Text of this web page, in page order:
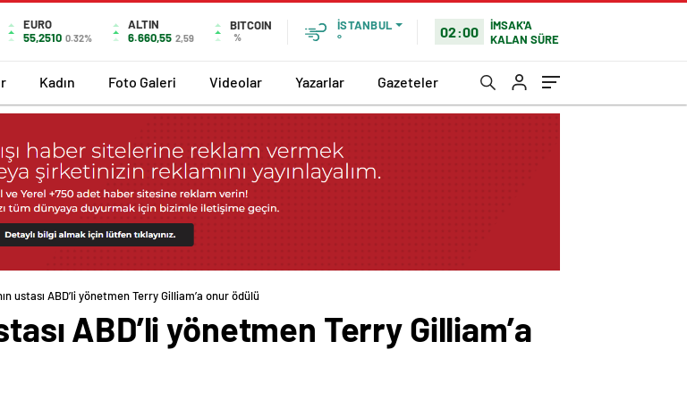
EURO
55,2510 0.32%
ALTIN
6.660,55 2,59
BITCOIN
%
İSTANBUL
°
02:00
İMSAK'A
KALAN SÜRE
Kadın Foto Galeri Videolar Yazarlar Gazeteler
ustası ABD’li yönetmen Terry Gilliam’a onur ödülü
ABD’li yönetmen Terry Gilliam’a